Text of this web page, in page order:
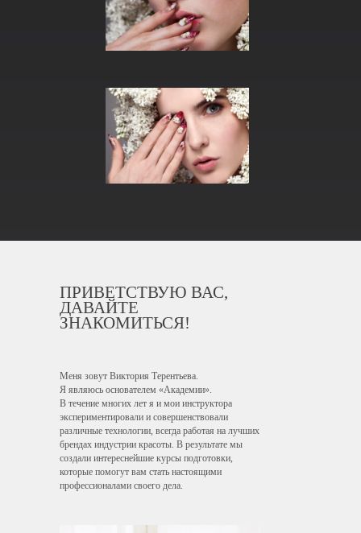
ПРИВЕТСТВУЮ ВАС,
ДАВАЙТЕ
ЗНАКОМИТЬСЯ!
Меня зовут Виктория Терентьева.
Я являюсь основателем «Академии».
В течение многих лет я и мои инструктора
экспериментировали и совершенствовали
различные технологии, всегда работая на лучших
брендах индустрии красоты. В результате мы
создали интереснейшие курсы подготовки,
которые помогут вам стать настоящими
профессионалами своего дела.